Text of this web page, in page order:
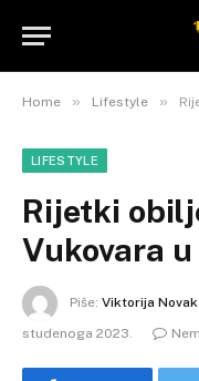
Home » Lifestyle »
LIFESTYLE
Rijetki
Vukovara
Piše: Viktorija Novak
studenoga 2023.